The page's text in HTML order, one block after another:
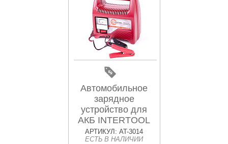
Автомобильное
зарядное
устройство для
АКБ INTERTOOL
АРТИКУЛ: AT-3014
ЕСТЬ В НАЛИЧИИ